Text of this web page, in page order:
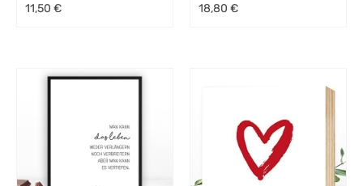
11,50 €
15x15x2cm
18,80 €